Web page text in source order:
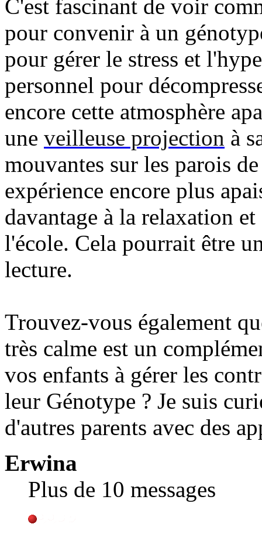
C'est fascinant de voir
pour convenir à un
pour gérer le stress et
personnel pour
encore cette atmosphère
une veilleuse projection à
mouvantes sur les parois
expérience encore plus
davantage à la relaxation
l'école. Cela pourrait être
lecture.
Trouvez-vous également
très calme est un
vos enfants à gérer les
leur Génotype ? Je suis
d'autres parents avec des
Erwina
Plus de 10 messages